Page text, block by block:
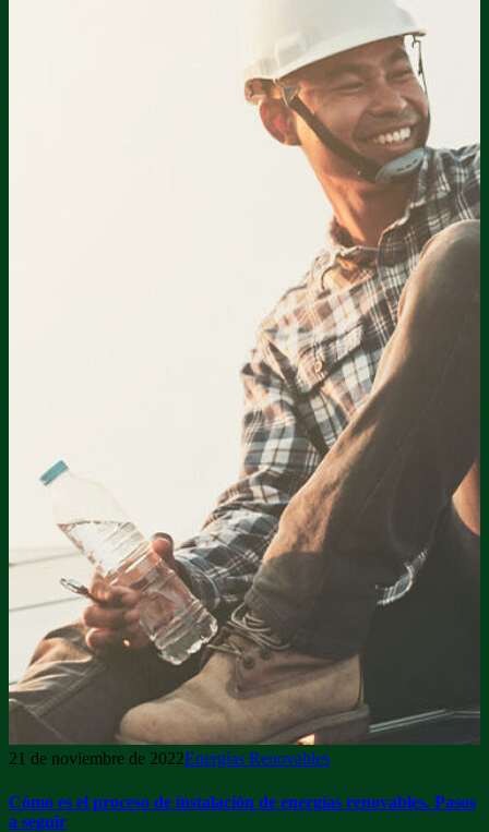
21 de noviembre de 2022Energías Renovables
Cómo es el proceso de instalación de energías renovables. Pasos
a seguir